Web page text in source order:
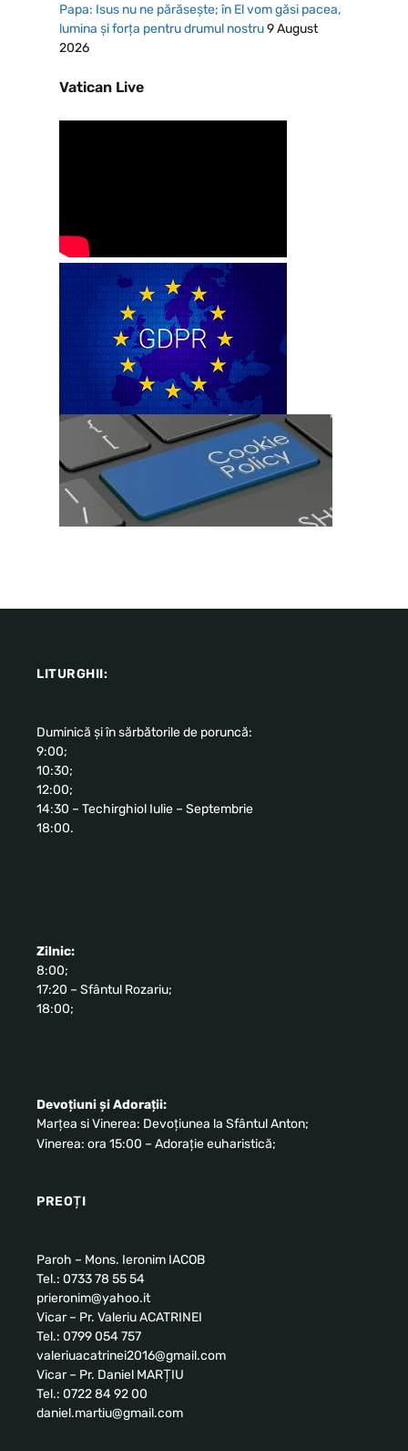
Papa: Isus nu ne părăsește; în El vom găsi pacea,
lumina și forța pentru drumul nostru9 August
2026
Vatican Live
LITURGHII:
Duminică și în sărbătorile de poruncă:
9:00;
10:30;
12:00;
14:30 – Techirghiol Iulie – Septembrie
18:00.
Zilnic:
8:00;
17:20 – Sfântul Rozariu;
18:00;
Devoțiuni și Adorații:
Marțea si Vinerea: Devoțiunea la Sfântul Anton;
Vinerea: ora 15:00 – Adorație euharistică;
PREOȚI
Paroh – Mons. Ieronim IACOB
Tel.: 0733 78 55 54
prieronim@yahoo.it
Vicar – Pr. Valeriu ACATRINEI
Tel.: 0799 054 757
valeriuacatrinei2016@gmail.com
Vicar – Pr. Daniel MARȚIU
Tel.: 0722 84 92 00
daniel.martiu@gmail.com